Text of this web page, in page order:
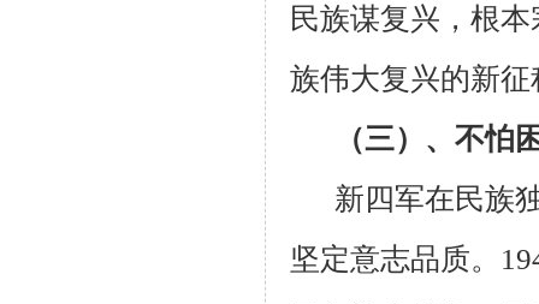
民族谋复兴，根
族伟大复兴的新
（三）、不怕
新四军在民族
坚定意志品质。